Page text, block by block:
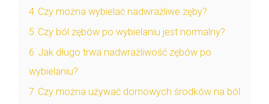
4 Czy można wybielać nadwrażliwe zęby?
5 Czy ból zębów po wybielaniu jest normalny?
6 Jak długo trwa nadwrażliwość zębów po
wybielaniu?
7 Czy można używać domowych środków na ból